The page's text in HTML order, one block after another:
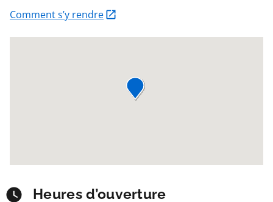
Comment s’y rendre
Heures d’ouverture